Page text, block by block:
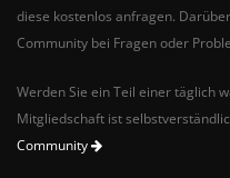
diese kostenlos anfragen.
Community bei Fragen oder
Werden Sie ein Teil einer täglich
Mitgliedschaft ist
Community